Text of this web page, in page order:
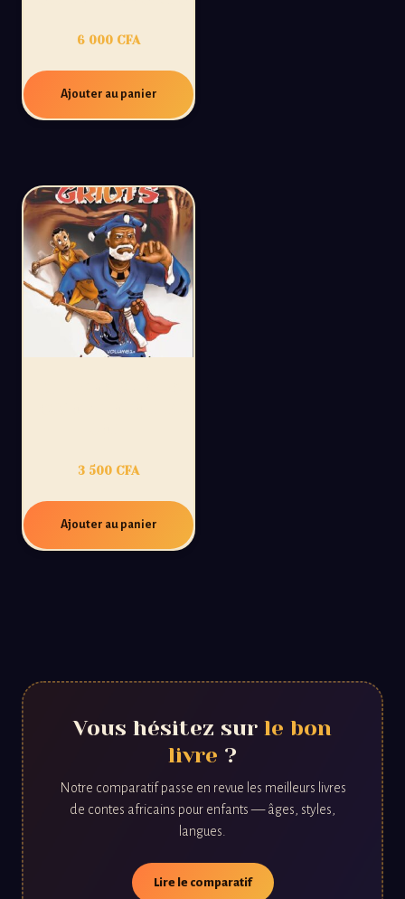
6 000 CFA
Ajouter au panier
3 500 CFA
Ajouter au panier
Vous hésitez sur le bon
livre ?
Notre comparatif passe en revue les meilleurs livres
de contes africains pour enfants — âges, styles,
langues.
Lire le comparatif